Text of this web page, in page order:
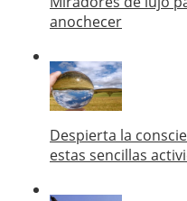
anochecer
Despierta la
estas sencillas